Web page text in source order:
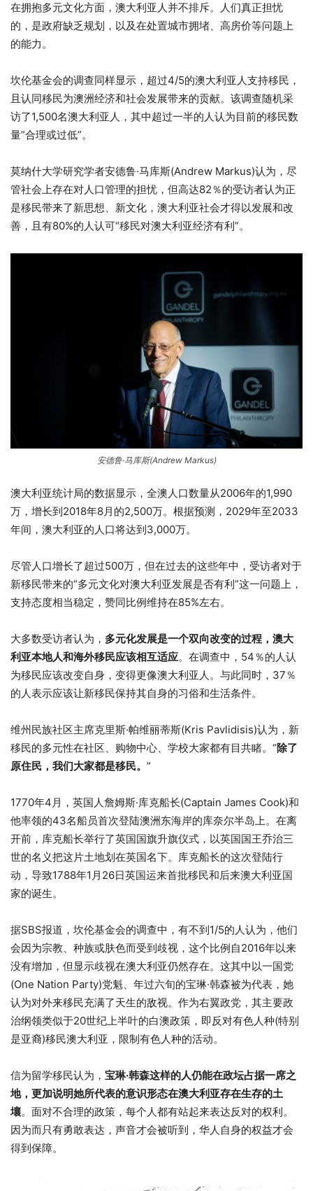
在拥抱多元文化方面，澳大利亚人并不排斥。人们真正担忧
的，是政府缺乏规划，以及在处置城市拥堵、高房价等问题上
的能力。
坎伦基金会的调查同样显示，超过4/5的澳大利亚人支持移民，
且认同移民为澳洲经济和社会发展带来的贡献。该调查随机采
访了1,500名澳大利亚人，其中超过一半的人认为目前的移民数
量”合理或过低”。
莫纳什大学研究学者安德鲁·马库斯(Andrew Markus)认为，尽
管社会上存在对人口管理的担忧，但高达82％的受访者认为正
是移民带来了新思想、新文化，澳大利亚社会才得以发展和改
善，且有80%的人认可“移民对澳大利亚经济有利”。
安德鲁·马库斯(Andrew Markus)
澳大利亚统计局的数据显示，全澳人口数量从2006年的1,990
万，增长到2018年8月的2,500万。根据预测，2029年至2033
年间，澳大利亚的人口将达到3,000万。
尽管人口增长了超过500万，但在过去的这些年中，受访者对于
新移民带来的“多元文化对澳大利亚发展是否有利”这一问题上，
支持态度相当稳定，赞同比例维持在85%左右。
大多数受访者认为， 多元化发展是一个双向改变的过程，澳大
利亚本地人和海外移民应该相互适应。在调查中，54％的人认
为移民应该改变自身，变得更像澳大利亚人。与此同时，37％
的人表示应该让新移民保持其自身的习俗和生活条件。
维州民族社区主席克里斯·帕维丽蒂斯(Kris Pavlidisis)认为，新
移民的多元性在社区、购物中心、学校大家都有目共睹。“除了
原住民，我们大家都是移民。 ”
1770年4月，英国人詹姆斯·库克船长(Captain James Cook)和
他率领的43名船员首次登陆澳洲东海岸的库奈尔半岛上。在离
开前，库克船长举行了英国国旗升旗仪式，以英国国王乔治三
世的名义把这片土地划在英国名下。库克船长的这次登陆行
动，导致1788年1月26日英国运来首批移民和后来澳大利亚国
家的诞生。
据SBS报道，坎伦基金会的调查中，有不到1/5的人认为，他们
会因为宗教、种族或肤色而受到歧视，这个比例自2016年以来
没有增加，但显示歧视在澳大利亚仍然存在。这其中以一国党
(One Nation Party)党魁、年过六旬的宝琳·韩森被为代表，她
认为对外来移民充满了天生的敌视。作为右翼政党，其主要政
治纲领类似于20世纪上半叶的白澳政策，即反对有色人种(特别
是亚裔)移民澳大利亚，限制有色人种的活动。
信为留学移民认为， 宝琳·韩森这样的人仍能在政坛占据一席之
地，更加说明她所代表的意识形态在澳大利亚存在生存的土
壤。面对不合理的政策，每个人都有站起来表达反对的权利。
因为而只有勇敢表达，声音才会被听到，华人自身的权益才会
得到保障。